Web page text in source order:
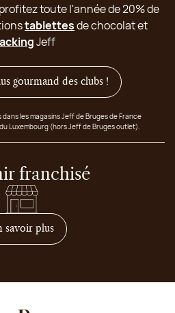
toute l'année de 20% de
tablettesde chocolat et
Jeff
gourmand des clubs !
les magasins Jeff de Bruges de France
Luxembourg (hors Jeff de Bruges outlet).
franchisé
savoir plussur comment devenir